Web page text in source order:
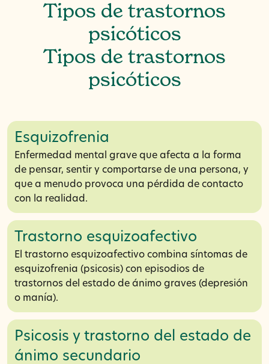
Tipos de trastornos
psicóticos
Tipos de trastornos
psicóticos
Esquizofrenia
Enfermedad mental grave que afecta a la forma
de pensar, sentir y comportarse de una persona, y
que a menudo provoca una pérdida de contacto
con la realidad.
Trastorno esquizoafectivo
El trastorno esquizoafectivo combina síntomas de
esquizofrenia (psicosis) con episodios de
trastornos del estado de ánimo graves (depresión
o manía).
Psicosis y trastorno del estado de
ánimo secundario